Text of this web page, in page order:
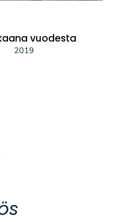
vuodesta
2019